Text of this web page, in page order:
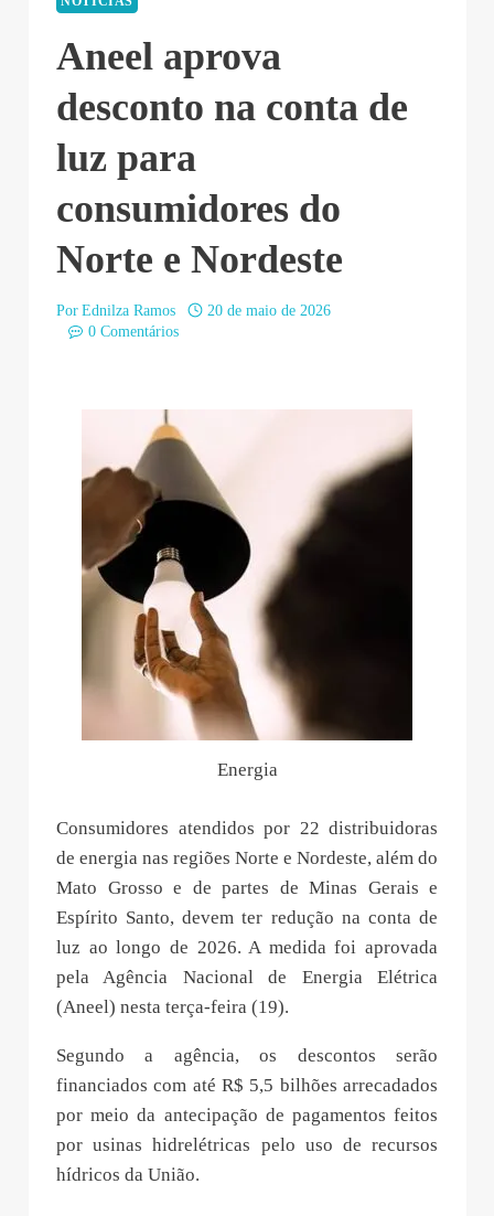
Aneel aprova
desconto na conta de
luz para
consumidores do
Norte e Nordeste
Por Ednilza Ramos
20 de maio de 2026
0 Comentários
Energia
Consumidores atendidos por 22 distribuidoras
de energia nas regiões Norte e Nordeste, além do
Mato Grosso e de partes de Minas Gerais e
Espírito Santo, devem ter redução na conta de
luz ao longo de 2026. A medida foi aprovada
pela Agência Nacional de Energia Elétrica
(Aneel) nesta terça-feira (19).
Segundo a agência, os descontos serão
financiados com até R$ 5,5 bilhões arrecadados
por meio da antecipação de pagamentos feitos
por usinas hidrelétricas pelo uso de recursos
hídricos da União.